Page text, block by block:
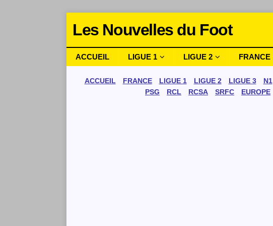
Les Nouvelles du Foot
ACCUEIL LIGUE 1 LIGUE 2 FRANCE
ACCUEIL FRANCE LIGUE 1 LIGUE 2 LIGUE 3 N1
PSG
RCL RCSA SRFC EUROPE